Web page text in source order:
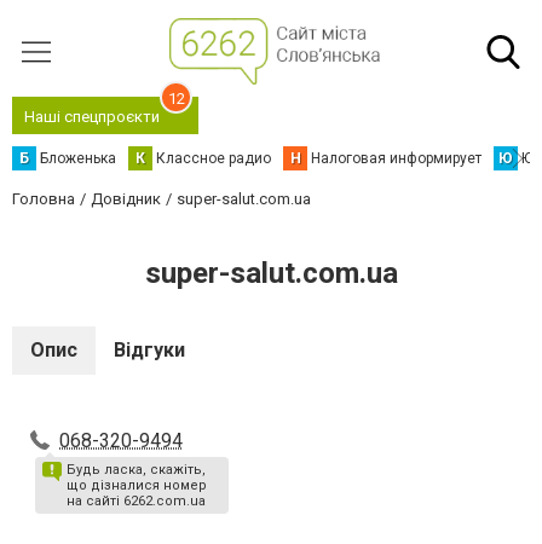
Наші спецпроєкти
12
Б Бложенька К Классное радио Н Налоговая информирует Ю
Головна Довідник super-salut.com.ua
super-salut.com.ua
Опис Відгуки
068-320-9494
Будь ласка, скажіть,
що дізналися номер
на сайті 6262.com.ua